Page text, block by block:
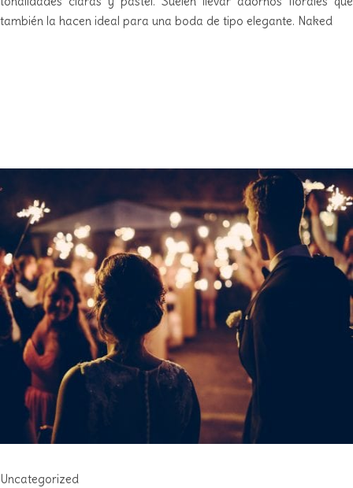
también la hacen ideal para una boda de tipo elegante. Naked
Uncategorized